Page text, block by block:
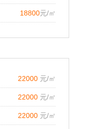
18800元/㎡
22000 元/㎡
22000 元/㎡
22000 元/㎡